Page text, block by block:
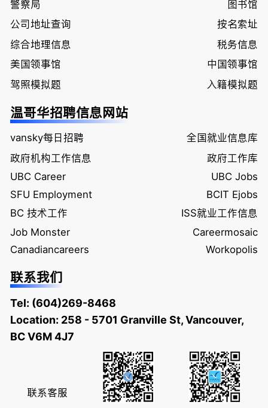
警察局
图书馆
公司地址查询
按名索址
综合地理信息
税务信息
美国领事馆
中国领事馆
驾照模拟题
入籍模拟题
温哥华招聘信息网站
vansky每日招聘
全国就业信息库
政府机构工作信息
政府工作库
UBC Career
UBC Jobs
SFU Employment
BCIT Ejobs
BC 技术工作
ISS就业工作信息
Job Monster
Careermosaic
Canadiancareers
Workopolis
联系我们
Tel: (604)269-8468
Location: 258 - 5701 Granville St, Vancouver,
BC V6M 4J7
联系客服